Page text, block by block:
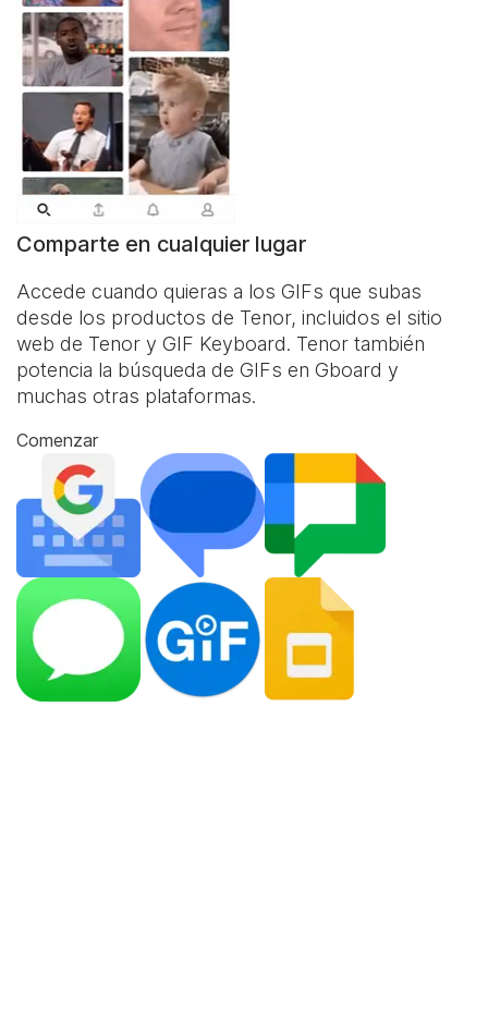
Comparte en cualquier lugar
Accede cuando quieras a los GIFs que subas
desde los productos de Tenor, incluidos el sitio
web de Tenor y GIF Keyboard. Tenor también
potencia la búsqueda de GIFs en Gboard y
muchas otras plataformas.
Comenzar